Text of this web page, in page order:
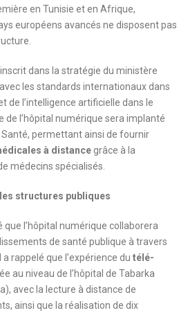
en Tunisie et en Afrique,
européens avancés ne disposent pas
dans la stratégie du ministère
les standards internationaux dans
de l’intelligence artificielle dans le
de l’hôpital numérique sera implanté
permettant ainsi de fournir
à distance grâce à la
médecins spécialisés.
structures publiques
l’hôpital numérique collaborera
de santé publique à travers
rappelé que l’expérience du télé-
au niveau de l’hôpital de Tabarka
avec la lecture à distance de
ainsi que la réalisation de dix